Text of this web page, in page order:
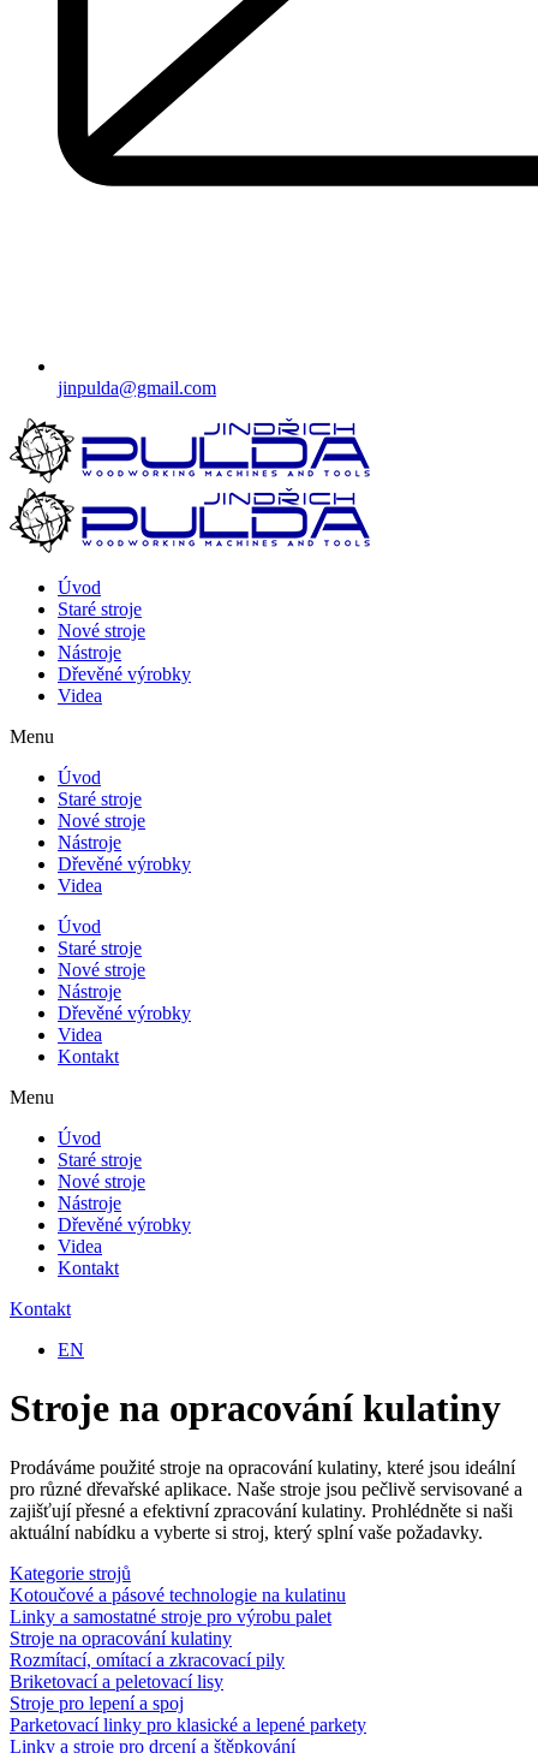
jinpulda@gmail.com
Úvod
Staré stroje
Nové stroje
Nástroje
Dřevěné výrobky
Videa
Menu
Úvod
Staré stroje
Nové stroje
Nástroje
Dřevěné výrobky
Videa
Úvod
Staré stroje
Nové stroje
Nástroje
Dřevěné výrobky
Videa
Kontakt
Menu
Úvod
Staré stroje
Nové stroje
Nástroje
Dřevěné výrobky
Videa
Kontakt
Kontakt
EN
Stroje na opracování kulatiny
Prodáváme použité stroje na opracování kulatiny, které jsou ideální
pro různé dřevařské aplikace. Naše stroje jsou pečlivě servisované a
zajišťují přesné a efektivní zpracování kulatiny. Prohlédněte si naši
aktuální nabídku a vyberte si stroj, který splní vaše požadavky.
Kategorie strojů
Kotoučové a pásové technologie na kulatinu
Linky a samostatné stroje pro výrobu palet
Stroje na opracování kulatiny
Rozmítací, omítací a zkracovací pily
Briketovací a peletovací lisy
Stroje pro lepení a spoj
Parketovací linky pro klasické a lepené parkety
Linky a stroje pro drcení a štěpkování